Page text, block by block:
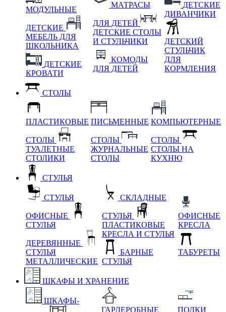
МОДУЛЬНЫЕ
ДЕТСКИЕ
МЕБЕЛЬ ДЛЯ
ШКОЛЬНИКА
ДЕТСКИЕ
КРОВАТИ
МАТРАСЫ
ДЛЯ ДЕТЕЙ
ДЕТСКИЕ СТОЛЫ
И СТУЛЬЧИКИ
КОМОДЫ
ДЛЯ ДЕТЕЙ
ДЕТСКИЕ
ДИВАНЧИКИ
ДЕТСКИЙ
СТУЛЬЧИК
ДЛЯ
КОРМЛЕНИЯ
СТОЛЫ
ПЛАСТИКОВЫЕ
СТОЛЫ
ТУАЛЕТНЫЕ
СТОЛИКИ
ПИСЬМЕННЫЕ
СТОЛЫ
ЖУРНАЛЬНЫЕ
СТОЛЫ
КОМПЬЮТЕРНЫЕ
СТОЛЫ
СТОЛЫ НА
КУХНЮ
СТУЛЬЯ
СТУЛЬЯ
ОФИСНЫЕ
СТУЛЬЯ
ДЕРЕВЯННЫЕ
СТУЛЬЯ
МЕТАЛЛИЧЕСКИЕ
СКЛАДНЫЕ
СТУЛЬЯ
ПЛАСТИКОВЫЕ
КРЕСЛА И СТУЛЬЯ
БАРНЫЕ
СТУЛЬЯ
ОФИСНЫЕ
КРЕСЛА
ТАБУРЕТЫ
ШКАФЫ И ХРАНЕНИЕ
ШКАФЫ-
ГАРДЕРОБНЫЕ
ПОЛКИ